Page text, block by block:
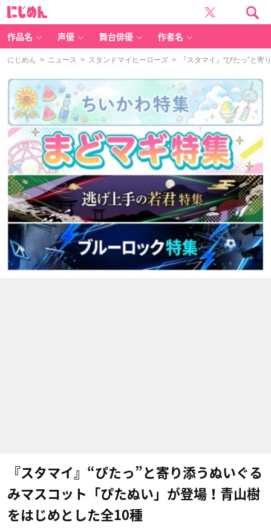
作品名 声優 舞台俳優 作者名
にじめん > ニュース > スタンドマイヒーローズ > 『スタマイ』“ぴたっ”と寄
『スタマイ』“ぴたっ”と寄り添うぬいぐる
みマスコット「ぴたぬい」が登場！青山樹
をはじめとした全10種